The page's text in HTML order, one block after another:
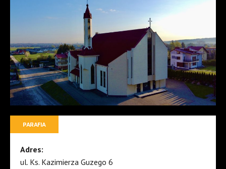
PARAFIA
Adres:
ul. Ks. Kazimierza Guzego 6